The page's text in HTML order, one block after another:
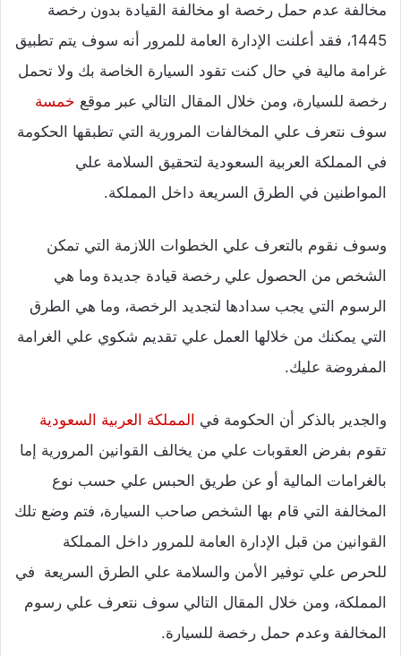
مخالفة عدم حمل رخصة او مخالفة القيادة بدون رخصة
1445، فقد أعلنت الإدارة العامة للمرور أنه سوف يتم تطبيق
غرامة مالية في حال كنت تقود السيارة الخاصة بك ولا تحمل
رخصة للسيارة، ومن خلال المقال التالي عبر موقع خمسة
سوف نتعرف علي المخالفات المرورية التي تطبقها الحكومة
في المملكة العربية السعودية لتحقيق السلامة علي
المواطنين في الطرق السريعة داخل المملكة.
وسوف نقوم بالتعرف علي الخطوات اللازمة التي تمكن
الشخص من الحصول علي رخصة قيادة جديدة وما هي
الرسوم التي يجب سدادها لتجديد الرخصة، وما هي الطرق
التي يمكنك من خلالها العمل علي تقديم شكوي علي الغرامة
المفروضة عليك.
والجدير بالذكر أن الحكومة في المملكة العربية السعودية
تقوم بفرض العقوبات علي من يخالف القوانين المرورية إما
بالغرامات المالية أو عن طريق الحبس علي حسب نوع
المخالفة التي قام بها الشخص صاحب السيارة، فتم وضع تلك
القوانين من قبل الإدارة العامة للمرور داخل المملكة
للحرص علي توفير الأمن والسلامة علي الطرق السريعة في
المملكة، ومن خلال المقال التالي سوف نتعرف علي رسوم
المخالفة وعدم حمل رخصة للسيارة.